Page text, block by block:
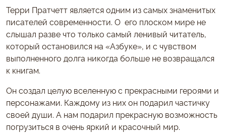
Терри Пратчетт является одним из самых знаменитых
писателей современности. О его плоском мире не
слышал разве что только самый ленивый читатель,
который остановился на «Азбуке», и с чувством
выполненного долга никогда больше не возвращался
к книгам.
Он создал целую вселенную с прекрасными героями и
персонажами. Каждому из них он подарил частичку
своей души. А нам подарил прекрасную возможность
погрузиться в очень яркий и красочный мир.